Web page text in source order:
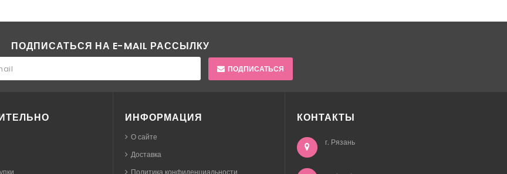
ПОДПИСАТЬСЯ НА E-MAIL РАССЫЛКУ
ПОДПИСАТЬСЯ
ИНФОРМАЦИЯ
О сайте
Доставка
Политика конфиденциальности
КОНТАКТЫ
г. Рязань